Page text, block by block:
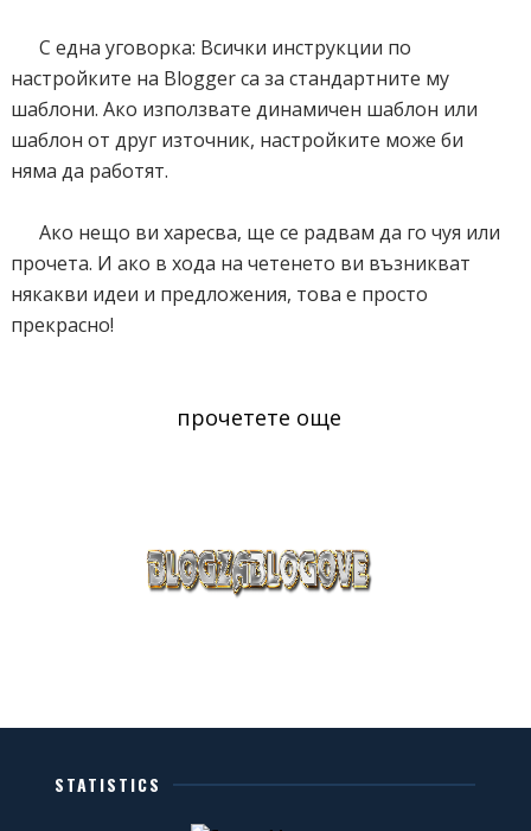
С една уговорка: Всички инструкции по
настройките на Blogger са за стандартните му
шаблони. Ако използвате динамичен шаблон или
шаблон от друг източник, настройките може би
няма да работят.
Ако нещо ви харесва, ще се радвам да го чуя или
прочета. И ако в хода на четенето ви възникват
някакви идеи и предложения, това е просто
прекрасно!
прочетете още
STATISTICS